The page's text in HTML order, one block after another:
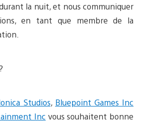
la nuit, et nous communiquer
en tant que membre de la
Studios, Bluepoint Games Inc
Inc vous souhaitent bonne